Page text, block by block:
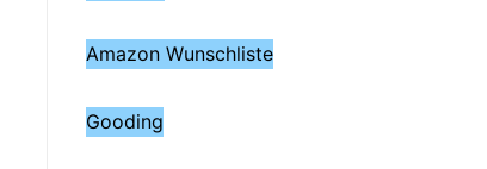
Amazon Wunschliste
Gooding